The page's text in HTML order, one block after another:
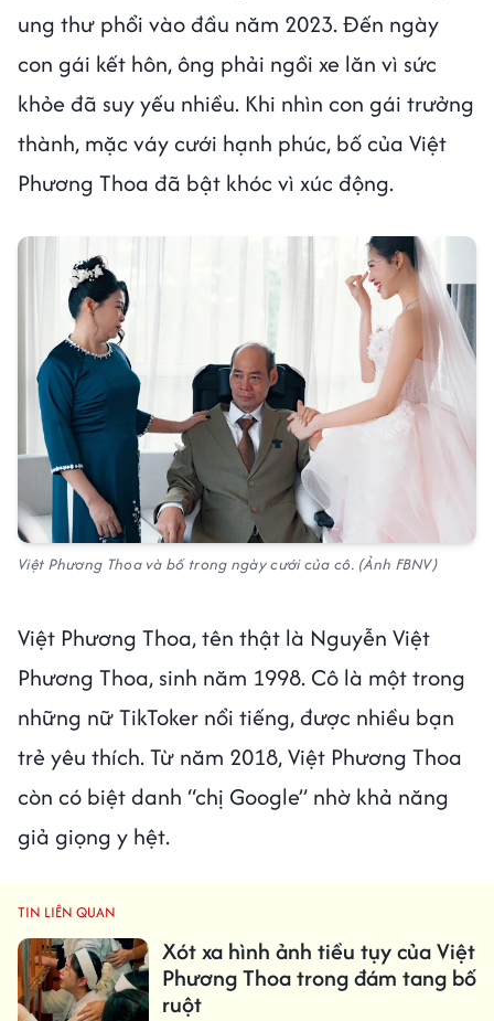
ung thư phổi vào đầu năm 2023. Đến ngày
con gái kết hôn, ông phải ngồi xe lăn vì sức
khỏe đã suy yếu nhiều. Khi nhìn con gái trưởng
thành, mặc váy cưới hạnh phúc, bố của Việt
Phương Thoa đã bật khóc vì xúc động.
Việt Phương Thoa và bố trong ngày cưới của cô. (Ảnh FBNV)
Việt Phương Thoa, tên thật là Nguyễn Việt
Phương Thoa, sinh năm 1998. Cô là một trong
những nữ TikToker nổi tiếng, được nhiều bạn
trẻ yêu thích. Từ năm 2018, Việt Phương Thoa
còn có biệt danh “chị Google” nhờ khả năng
giả giọng y hệt.
TIN LIÊN QUAN
Xót xa hình ảnh tiều tụy của Việt
Phương Thoa trong đám tang bố
ruột